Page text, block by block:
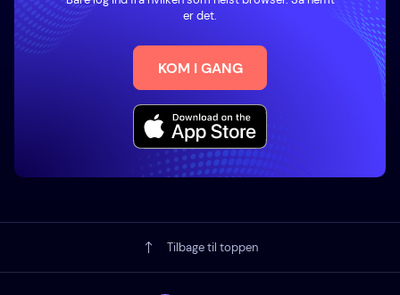
er det.
KOM I GANG
Tilbage til toppen